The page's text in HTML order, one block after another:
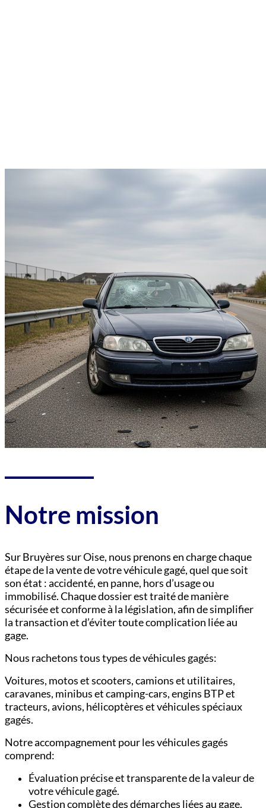
Notre mission
Sur Bruyères sur Oise, nous prenons en charge chaque
étape de la vente de votre véhicule gagé, quel que soit
son état : accidenté, en panne, hors d’usage ou
immobilisé. Chaque dossier est traité de manière
sécurisée et conforme à la législation, afin de simplifier
la transaction et d’éviter toute complication liée au
gage.
Nous rachetons tous types de véhicules gagés:
Voitures, motos et scooters,camions et utilitaires,
caravanes, minibus et camping-cars,engins BTP et
tracteurs,avions, hélicoptères et véhicules spéciaux
gagés.
Notre accompagnement pour les véhicules gagés
comprend:
Évaluation précise et transparente de la valeur de
votre véhicule gagé.
Gestion complète des démarches liées au gage.